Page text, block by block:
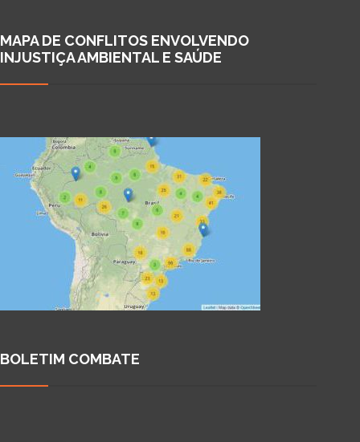
MAPA DE CONFLITOS ENVOLVENDO
INJUSTIÇA AMBIENTAL E SAÚDE
BOLETIM COMBATE